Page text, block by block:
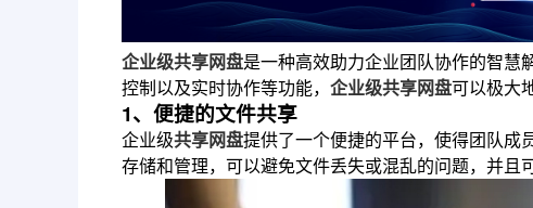
企业级共享网盘是一种高效助力企业团队协作的智慧
控制以及实时协作等功能， 企业级共享网盘可以极大
1、便捷的文件共享
企业级共享网盘提供了一个便捷的平台，使得团队成
存储和管理，可以避免文件丢失或混乱的问题，并且